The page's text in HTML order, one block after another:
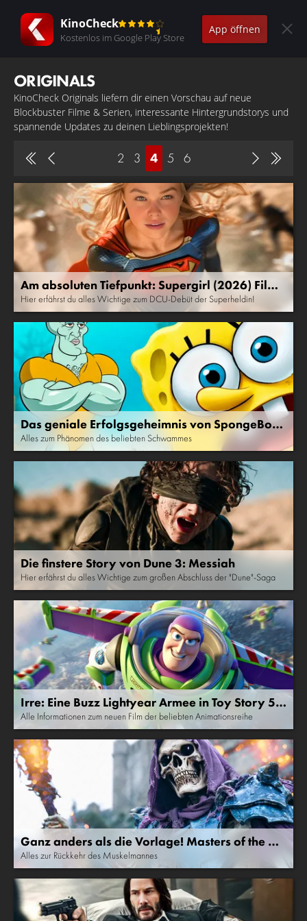
KinoCheck
Kostenlos im Google Play Store
App öffnen
ORIGINALS
KinoCheck Originals liefern dir einen Vorschau auf neue
Blockbuster Filme & Serien, interessante Hintergrundstorys und
spannende Updates zu deinen Lieblingsprojekten!
2 3 4 5 6
Am absoluten Tiefpunkt: Supergirl (2026) Filmv
orschau
Hier erfährst du alles Wichtige zum DCU-Debüt der Superheldin!
Das geniale Erfolgsgeheimnis von SpongeBob
Schwammkopf
Alles zum Phänomen des beliebten Schwammes
Die finstere Story von Dune 3: Messiah
Hier erfährst du alles Wichtige zum großen Abschluss der "Dune"-Saga
Irre: Eine Buzz Lightyear Armee in Toy Story 5! -
Filmvorschau
Alle Informationen zum neuen Film der beliebten Animationsreihe
Ganz anders als die Vorlage! Masters of the Un
iverse Filmvorschau
Alles zur Rückkehr des Muskelmannes